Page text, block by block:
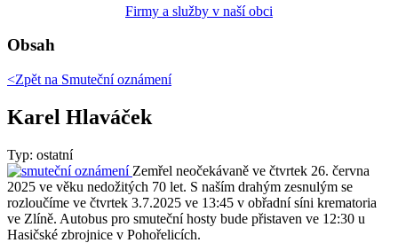
Firmy a služby v naší obci
Obsah
<Zpět na Smuteční oznámení
Karel Hlaváček
Typ: ostatní
Zemřel neočekávaně ve čtvrtek 26. června
2025 ve věku nedožitých 70 let. S naším drahým zesnulým se
rozloučíme ve čtvrtek 3.7.2025 ve 13:45 v obřadní síni krematoria
ve Zlíně. Autobus pro smuteční hosty bude přistaven ve 12:30 u
Hasičské zbrojnice v Pohořelicích.